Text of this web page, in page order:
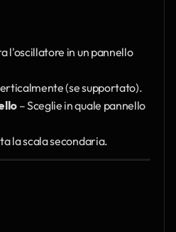
l'oscillatore in un pannello
(se supportato).
– Sceglie in quale pannello
la scala secondaria.